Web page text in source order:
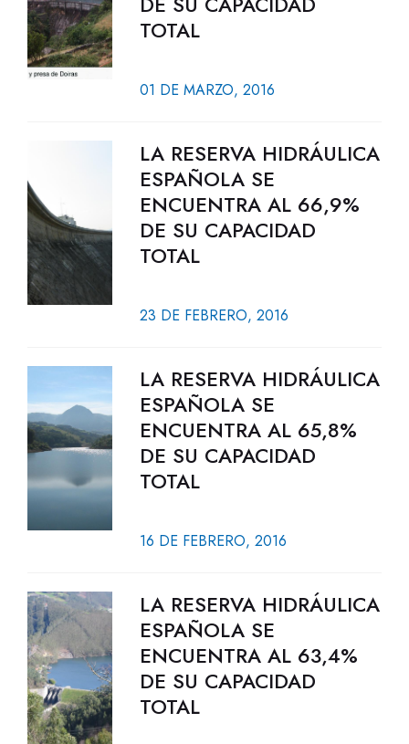
TOTAL
01 DE MARZO, 2016
LA RESERVA HIDRÁULICA
ESPAÑOLA SE
ENCUENTRA AL 66,9%
DE SU CAPACIDAD
TOTAL
23 DE FEBRERO, 2016
LA RESERVA HIDRÁULICA
ESPAÑOLA SE
ENCUENTRA AL 65,8%
DE SU CAPACIDAD
TOTAL
16 DE FEBRERO, 2016
LA RESERVA HIDRÁULICA
ESPAÑOLA SE
ENCUENTRA AL 63,4%
DE SU CAPACIDAD
TOTAL